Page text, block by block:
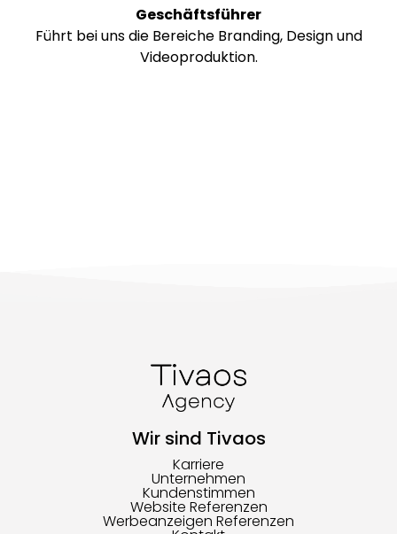
Geschäftsführer
Führt bei uns die Bereiche Branding, Design und
Videoproduktion.
Wir sind Tivaos
Karriere
Unternehmen
Kundenstimmen
Website Referenzen
Werbeanzeigen Referenzen